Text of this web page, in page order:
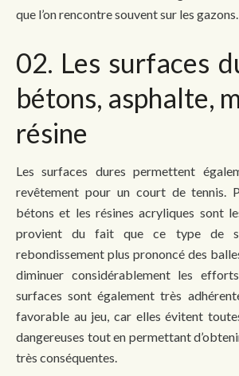
que l’on rencontre souvent sur les gazons.
02. Les surfaces
bétons, asphalte,
résine
Les surfaces dures permettent
revêtement pour un court de tennis.
bétons et les résines acryliques sont
provient du fait que ce type de
rebondissement plus prononcé des
diminuer considérablement les
surfaces sont également très
favorable au jeu, car elles évitent
dangereuses tout en permettant
très conséquentes.